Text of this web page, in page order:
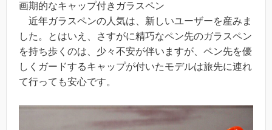
画期的なキャップ付きガラスペン
近年ガラスペンの人気は、新しいユーザーを産みま
した。とはいえ、さすがに精巧なペン先のガラスペン
を持ち歩くのは、少々不安が伴いますが、ペン先を優
しくガードするキャップが付いたモデルは旅先に連れ
て行っても安心です。